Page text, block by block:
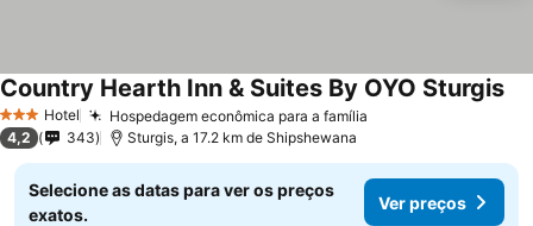
3 EstrelasHotel Hospedagem econômica para a família
Country Hearth Inn & Suites By OYO Sturgis
4,2 343 Sturgis, a 17.2 km de Shipshewana
Selecione as datas para ver os preços
exatos.
Ver preços